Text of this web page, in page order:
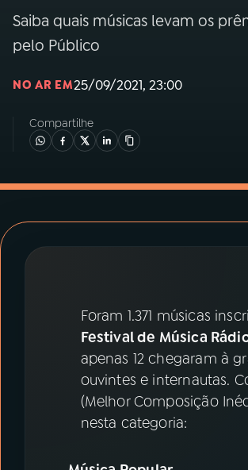
05PODCASTS
06VIDEOCASTS
07ÚLTIMAS
08PRÊMIO RÁDIO MEC
ACOMPANHE A RÁDIO MEC
Instagram X
Saiba quais músicas levam os
pelo Público
NO AR EM25/09/2021, 23:00
Compartilhe
Foram 1.371 músicas
Festival de Música
apenas 12 chegaram à
ouvintes e internautas.
(Melhor Composição
nesta categoria: